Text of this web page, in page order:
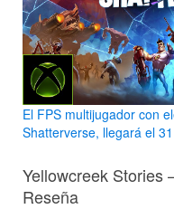
El FPS multijugador con
Shatterverse, llegará el
Yellowcreek Stories
Reseña